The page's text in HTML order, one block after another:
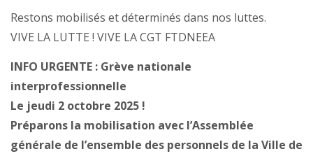
Restons mobilisés et déterminés dans nos luttes.
VIVE LA LUTTE ! VIVE LA CGT FTDNEEA
INFO URGENTE : Grève nationale
interprofessionnelle
Le jeudi 2 octobre 2025 !
Préparons la mobilisation avec l’Assemblée
générale de l’ensemble des personnels de la Ville de